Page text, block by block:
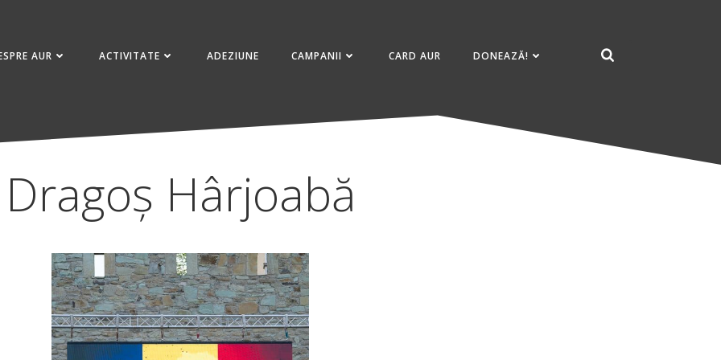
AUR ACTIVITATE ADEZIUNE CAMPANII CARD AUR DONEAZĂ!
Dragoș Hârjoabă